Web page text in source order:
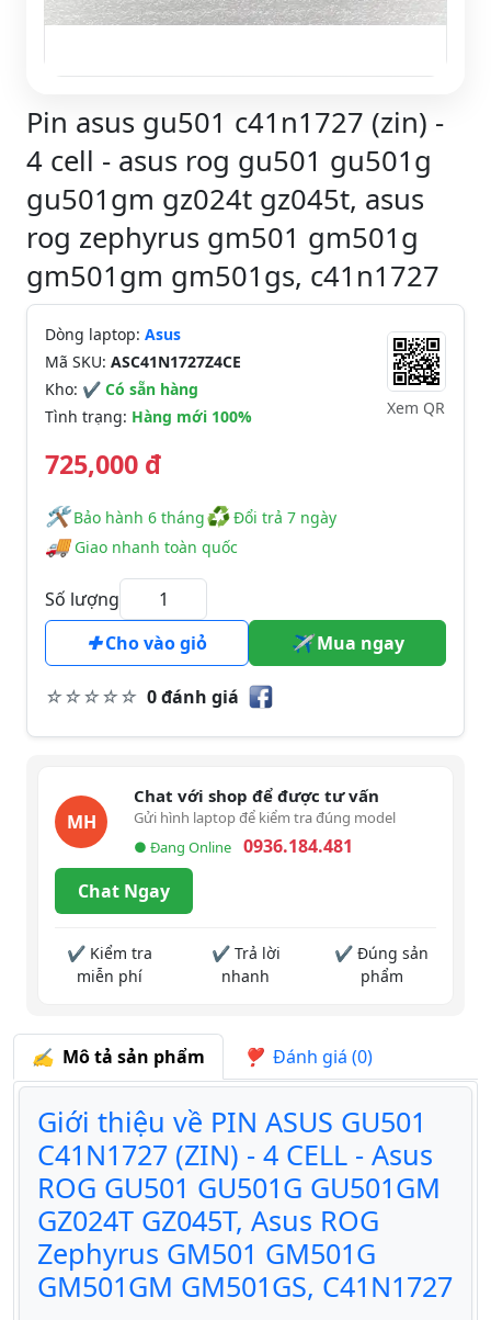
Pin asus gu501 c41n1727 (zin) -
4 cell - asus rog gu501 gu501g
gu501gm gz024t gz045t, asus
rog zephyrus gm501 gm501g
gm501gm gm501gs, c41n1727
Dòng laptop: Asus
Mã SKU: ASC41N1727Z4CE
Kho: ✔ Có sẵn hàng
Tình trạng: Hàng mới 100% Xem QR
725,000 đ
🛠️️ Bảo hành 6 tháng♻Đổi trả 7 ngày
🚚Giao nhanh toàn quốc
Số lượng
Cho vào giỏ
Mua ngay
0 đánh giá
MH
Chat với shop để được tư vấn
Gửi hình laptop để kiểm tra đúng model
● Đang Online
0936.184.481
Chat Ngay
✔ Kiểm tra
miễn phí
✔ Trả lời
nhanh
✔ Đúng sản
phẩm
Mô tả sản phẩm Đánh giá (0)
Giới thiệu về PIN ASUS GU501
C41N1727 (ZIN) - 4 CELL - Asus
ROG GU501 GU501G GU501GM
GZ024T GZ045T, Asus ROG
Zephyrus GM501 GM501G
GM501GM GM501GS, C41N1727